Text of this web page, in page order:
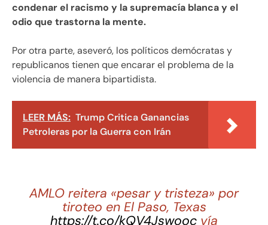
condenar el racismo y la supremacía blanca y el
odio que trastorna la mente.
Por otra parte, aseveró, los políticos demócratas y
republicanos tienen que encarar el problema de la
violencia de manera bipartidista.
LEER MÁS: Trump Critica Ganancias
Petroleras por la Guerra con Irán
AMLO reitera «pesar y tristeza» por
tiroteo en El Paso, Texas
https://t.co/kQV4Jswooc vía